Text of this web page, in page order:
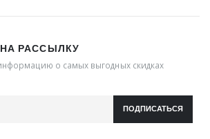
РАССЫЛКУ
о самых выгодных скидках
ПОДПИСАТЬСЯ